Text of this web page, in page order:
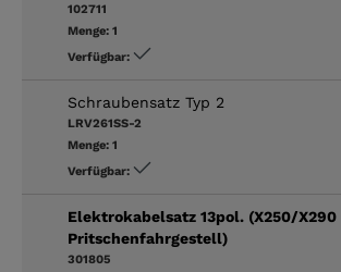
102711
Menge: 1
Verfügbar:
Schraubensatz Typ 2
LRV261SS-2
Menge: 1
Verfügbar:
Elektrokabelsatz 13pol. (X250/X290
Pritschenfahrgestell)
301805